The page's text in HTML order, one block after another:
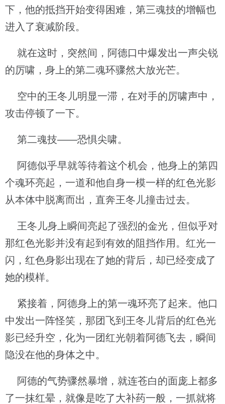
下，他的抵挡开始变得困难，第三魂技的增幅也
进入了衰减阶段。
就在这时，突然间，阿德口中爆发出一声尖锐
的厉啸，身上的第二魂环骤然大放光芒。
空中的王冬儿明显一滞，在对手的厉啸声中，
攻击停顿了一下。
第二魂技——恐惧尖啸。
阿德似乎早就等待着这个机会，他身上的第四
个魂环亮起，一道和他自身一模一样的红色光影
从本体中脱离而出，直奔王冬儿撞击过去。
王冬儿身上瞬间亮起了强烈的金光，但似乎对
那红色光影并没有起到有效的阻挡作用。红光一
闪，红色身影出现在了她的背后，却已经变成了
她的模样。
紧接着，阿德身上的第一魂环亮了起来。他口
中发出一阵怪笑，那团飞到王冬儿背后的红色光
影已经升空，化为一团红光朝着阿德飞去，瞬间
隐没在他的身体之中。
阿德的气势骤然暴增，就连苍白的面庞上都多
了一抹红晕，就像是吃了大补药一般，一抓就将